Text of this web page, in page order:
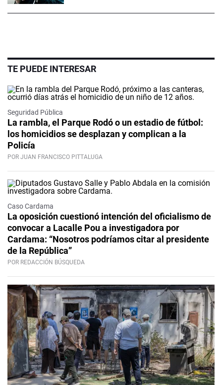
TE PUEDE INTERESAR
Seguridad Pública
La rambla, el Parque Rodó o un estadio de fútbol:
los homicidios se desplazan y complican a la
Policía
POR JUAN FRANCISCO PITTALUGA
Caso Cardama
La oposición cuestionó intención del oficialismo de
convocar a Lacalle Pou a investigadora por
Cardama: “Nosotros podríamos citar al presidente
de la República”
POR REDACCIÓN BÚSQUEDA